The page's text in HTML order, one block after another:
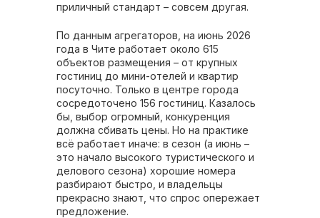
приличный стандарт – совсем другая.
По данным агрегаторов, на июнь 2026
года в Чите работает около 615
объектов размещения – от крупных
гостиниц до мини-отелей и квартир
посуточно. Только в центре города
сосредоточено 156 гостиниц. Казалось
бы, выбор огромный, конкуренция
должна сбивать цены. Но на практике
всё работает иначе: в сезон (а июнь –
это начало высокого туристического и
делового сезона) хорошие номера
разбирают быстро, и владельцы
прекрасно знают, что спрос опережает
предложение.